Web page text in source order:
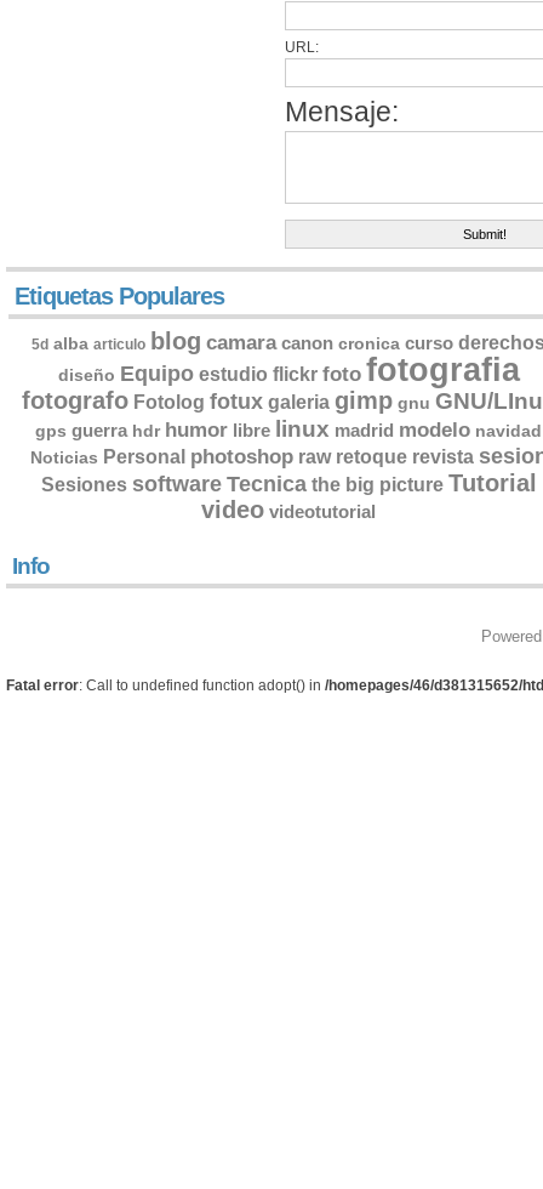
URL:
Mensaje:
Etiquetas Populares
5d alba articulo blog camara canon cronica curso
diseño Equipo estudio flickr foto fotografia
fotografo Fotolog fotux galeria gimp gnu GNU/
gps guerra hdr humor libre linux madrid modelo navidad
Noticias Personal photoshop raw retoque revista
Sesiones software Tecnica the big picture Tutorial
video videotutorial
Info
Fatal error: Call to undefined function adopt() in /homepages/46/d381315652/